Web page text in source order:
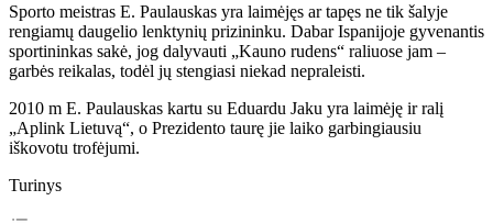
Sporto meistras E. Paulauskas yra laimėjęs ar tapęs ne tik šalyje
rengiamų daugelio lenktynių prizininku. Dabar Ispanijoje gyvenantis
sportininkas sakė, jog dalyvauti „Kauno rudens“ raliuose jam –
garbės reikalas, todėl jų stengiasi niekad nepraleisti.
2010 m E. Paulauskas kartu su Eduardu Jaku yra laimėję ir ralį
„Aplink Lietuvą“, o Prezidento taurę jie laiko garbingiausiu
iškovotu trofėjumi.
Turinys